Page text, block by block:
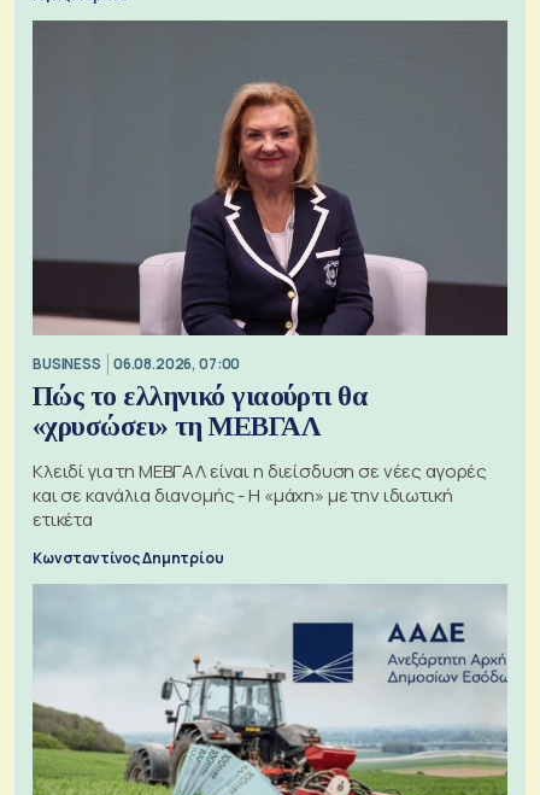
BUSINESS 06.08.2026, 07:00
Πώς το ελληνικό γιαούρτι θα
«χρυσώσει» τη ΜΕΒΓΑΛ
Κλειδί για τη ΜΕΒΓΑΛ είναι η διείσδυση σε νέες αγορές
και σε κανάλια διανομής - Η «μάχη» με την ιδιωτική
ετικέτα
Κωνσταντίνος Δημητρίου